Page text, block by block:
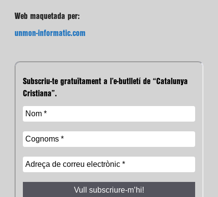
Web maquetada per:
unmon-informatic.com
Subscriu-te gratuïtament a l’e-butlletí de “Catalunya
Cristiana”.